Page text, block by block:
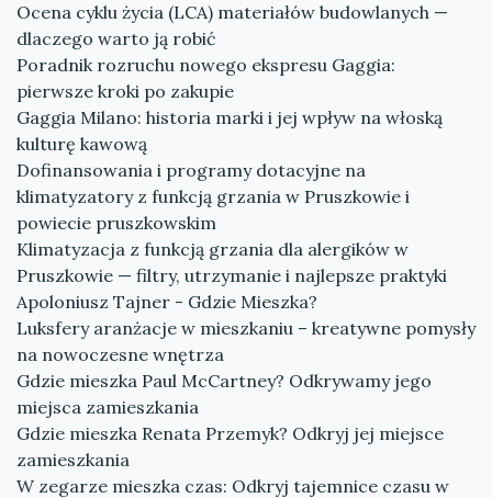
Ocena cyklu życia (LCA) materiałów budowlanych —
dlaczego warto ją robić
Poradnik rozruchu nowego ekspresu Gaggia:
pierwsze kroki po zakupie
Gaggia Milano: historia marki i jej wpływ na włoską
kulturę kawową
Dofinansowania i programy dotacyjne na
klimatyzatory z funkcją grzania w Pruszkowie i
powiecie pruszkowskim
Klimatyzacja z funkcją grzania dla alergików w
Pruszkowie — filtry, utrzymanie i najlepsze praktyki
Apoloniusz Tajner - Gdzie Mieszka?
Luksfery aranżacje w mieszkaniu – kreatywne pomysły
na nowoczesne wnętrza
Gdzie mieszka Paul McCartney? Odkrywamy jego
miejsca zamieszkania
Gdzie mieszka Renata Przemyk? Odkryj jej miejsce
zamieszkania
W zegarze mieszka czas: Odkryj tajemnice czasu w